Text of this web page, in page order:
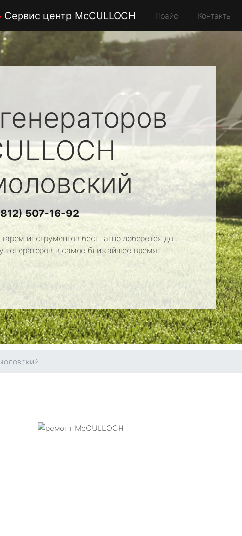
Сервис центр McCULLOCH Прайс Контакты
507-16-92
инструментов бесплатно доберется до
генераторов в самое ближайшее время.